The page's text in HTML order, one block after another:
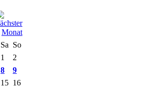
Sa So
1
2
8
9
15 16